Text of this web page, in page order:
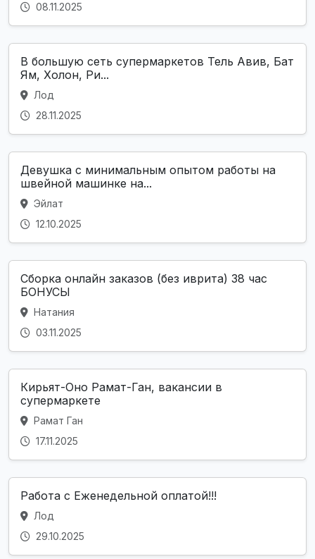
08.11.2025
В большую сеть супермаркетов Тель Авив, Бат
Ям, Холон, Ри...
Лод
28.11.2025
Девушка с минимальным опытом работы на
швейной машинке на...
Эйлат
12.10.2025
Сборка онлайн заказов (без иврита) 38 час
БОНУСЫ
Натания
03.11.2025
Кирьят-Оно Рамат-Ган, вакансии в
супермаркете
Рамат Ган
17.11.2025
Работа с Еженедельной оплатой!!!
Лод
29.10.2025